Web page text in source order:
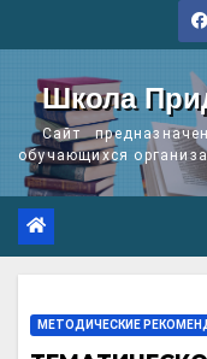
Школа
Сайт
обучающихся
МЕТОДИЧЕСКИЕ